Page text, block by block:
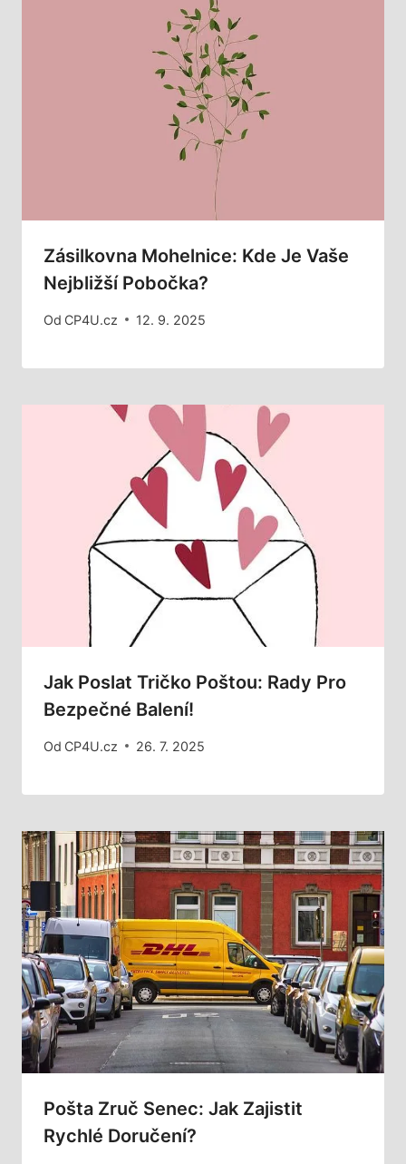
Zásilkovna Mohelnice: Kde Je Vaše
Nejbližší Pobočka?
Od CP4U.cz 12. 9. 2025
Jak Poslat Tričko Poštou: Rady Pro
Bezpečné Balení!
Od CP4U.cz 26. 7. 2025
Pošta Zruč Senec: Jak Zajistit
Rychlé Doručení?